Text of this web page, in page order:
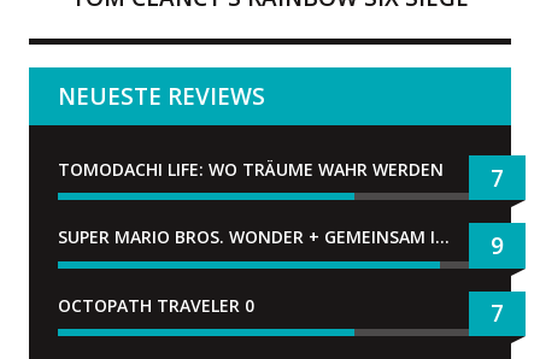
NEUESTE REVIEWS
TOMODACHI LIFE: WO TRÄUME WAHR WERDEN 7
SUPER MARIO BROS. WONDER + GEMEINSAM IM BELLABEL-PARK 9
OCTOPATH TRAVELER 0 7